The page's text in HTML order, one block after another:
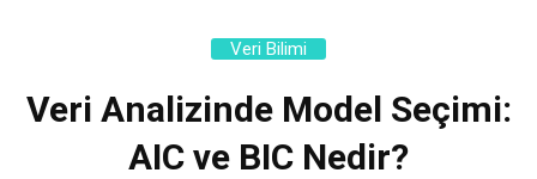
Veri Bilimi
Veri Analizinde Model Seçimi:
AIC ve BIC Nedir?